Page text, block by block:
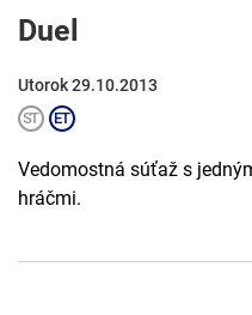
Duel
Utorok 29.10.2013
Vedomostná súťaž s
hráčmi.